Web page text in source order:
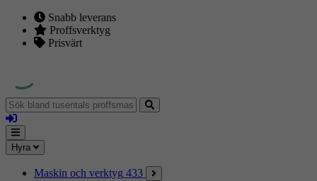
Snabb leverans
Proffsverktyg
Prisvärt
Sök
bland
tusentals
proffsmaskiner
Logga
in
Mina
sidor
Meny
Hyra
Maskin och verktyg 433